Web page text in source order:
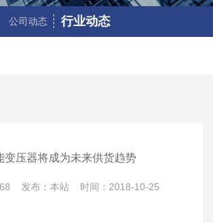
公司动态 行业动态
变压器将成为未来供货趋势
发布：本站 时间：2018-10-25